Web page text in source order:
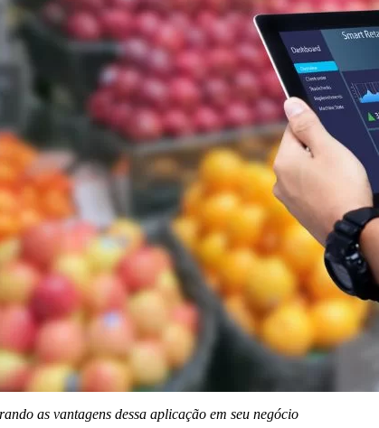
as vantagens dessa aplicação em seu negócio